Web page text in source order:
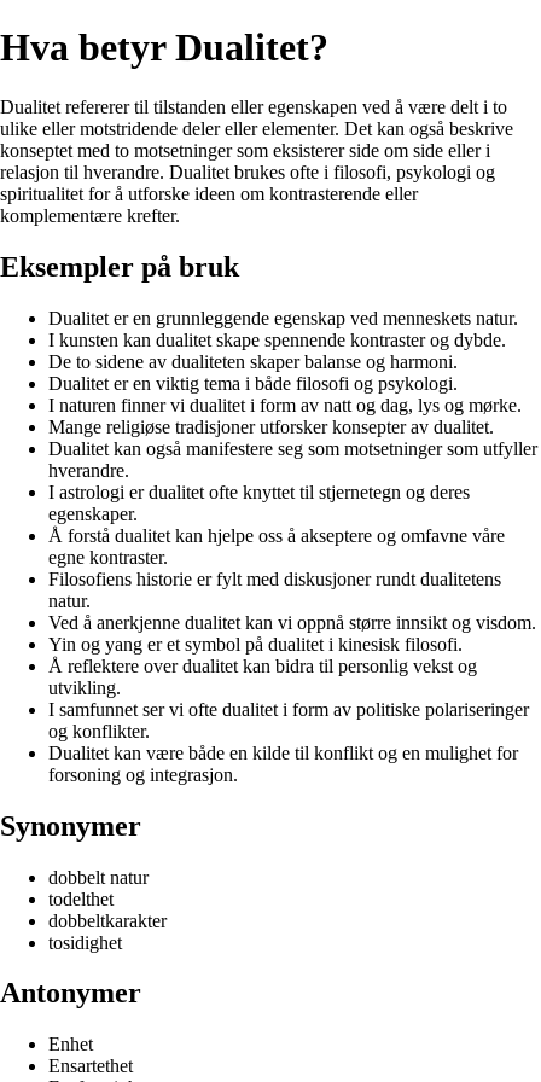
Hva betyr Dualitet?
Dualitet refererer til tilstanden eller egenskapen ved å være delt i to
ulike eller motstridende deler eller elementer. Det kan også beskrive
konseptet med to motsetninger som eksisterer side om side eller i
relasjon til hverandre. Dualitet brukes ofte i filosofi, psykologi og
spiritualitet for å utforske ideen om kontrasterende eller
komplementære krefter.
Eksempler på bruk
Dualitet er en grunnleggende egenskap ved menneskets natur.
I kunsten kan dualitet skape spennende kontraster og dybde.
De to sidene av dualiteten skaper balanse og harmoni.
Dualitet er en viktig tema i både filosofi og psykologi.
I naturen finner vi dualitet i form av natt og dag, lys og mørke.
Mange religiøse tradisjoner utforsker konsepter av dualitet.
Dualitet kan også manifestere seg som motsetninger som utfyller
hverandre.
I astrologi er dualitet ofte knyttet til stjernetegn og deres
egenskaper.
Å forstå dualitet kan hjelpe oss å akseptere og omfavne våre
egne kontraster.
Filosofiens historie er fylt med diskusjoner rundt dualitetens
natur.
Ved å anerkjenne dualitet kan vi oppnå større innsikt og visdom.
Yin og yang er et symbol på dualitet i kinesisk filosofi.
Å reflektere over dualitet kan bidra til personlig vekst og
utvikling.
I samfunnet ser vi ofte dualitet i form av politiske polariseringer
og konflikter.
Dualitet kan være både en kilde til konflikt og en mulighet for
forsoning og integrasjon.
Synonymer
dobbelt natur
todelthet
dobbeltkarakter
tosidighet
Antonymer
Enhet
Ensartethet